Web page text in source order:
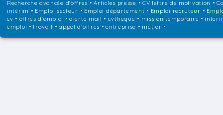
Recherche avancée d'offres •Articles presse • CV lettre de motivation •
intérim • Emploi secteur • Emploi département • Emploi recruteur •
cv • offres d'emploi • alerte mail • cvtheque • mission temporaire •
emploi • travail • appel d'offres • entreprise • metier •